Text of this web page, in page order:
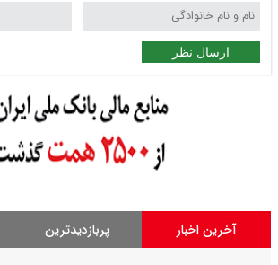
ارسال نظر
آخرین اخبار پربازدیدترین